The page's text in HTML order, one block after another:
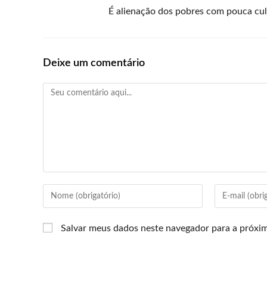
É alienação dos pobres com pouca
Deixe um comentário
Salvar meus dados neste navegador para a